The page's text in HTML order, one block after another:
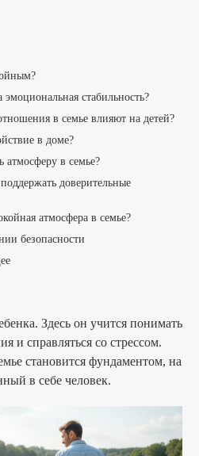
стабильность?
в семье влияют на детей?
в доме?
в семье?
доверительные
атмосфера в семье?
безопасности
Здесь он учится понимать
и справляться со стрессом.
становится фундаментом, на
в себе человек.